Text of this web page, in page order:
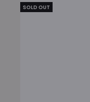
SOLD OUT